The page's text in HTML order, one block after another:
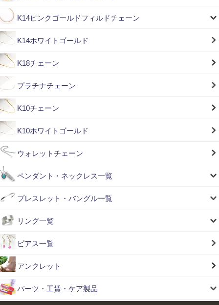
K14ピンクゴールドフィルドチェーン
K14ホワイトゴールド
K18チェーン
プラチナチェーン
K10チェーン
K10ホワイトゴールド
ウォレットチェーン
ペンダント・ネックレス一覧
ブレスレット・バングル一覧
リング一覧
ピアス一覧
アンクレット
パーツ・工賃・ケア製品